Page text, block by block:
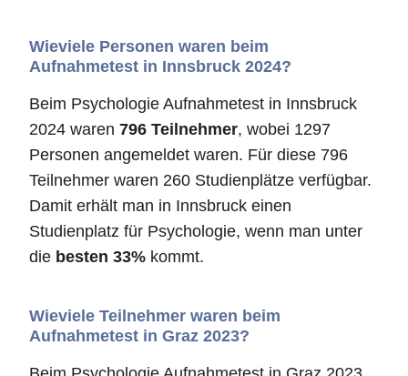
Wieviele Personen waren beim
Aufnahmetest in Innsbruck 2024?
Beim Psychologie Aufnahmetest in Innsbruck
2024 waren 796 Teilnehmer, wobei 1297
Personen angemeldet waren. Für diese 796
Teilnehmer waren 260 Studienplätze verfügbar.
Damit erhält man in Innsbruck einen
Studienplatz für Psychologie, wenn man unter
die besten 33% kommt.
Wieviele Teilnehmer waren beim
Aufnahmetest in Graz 2023?